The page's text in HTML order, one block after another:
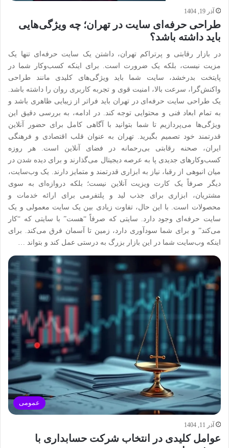
آذر 19, 1404
طراحی حرفه‌ای سایت در تهران؛ چه ویژگی‌هایی
باید داشته باشد؟
در بازار رقابتی و پرتراکم تهران، داشتن یک سایت حرفه‌ای تنها یک
مزیت نیست، بلکه یک ضرورت است. برای اینکه کسب‌وکار شما در
پایتخت بدرخشد، سایت شما باید ویژگی‌های کلیدی مانند طراحی
واکنش‌گرا، سرعت بالا، امنیت قوی و تجربه کاربری روان را داشته باشد.
یک طراحی سایت حرفه‌ای در تهران باید فراتر از زیبایی ظاهری باشد و
به تمام ابعاد فنی و محتوایی توجه کند. در ادامه، به بررسی دقیق این
ویژگی‌ها می‌پردازیم تا شما بتوانید با آگاهی کامل برای حضور آنلاین
قدرتمند خود تصمیم بگیرید. تهران به عنوان قلب اقتصادی و فرهنگی
ایران، صحنه رقابتی بی‌رحمانه در فضای آنلاین است. هر روزه
کسب‌وکارهای جدیدی پا به عرصه دیجیتال می‌گذارند و برای دیده شدن در
میان انبوهی از رقبا، نیاز به ابزاری قدرتمند و متمایز دارند. یک وب‌سایت،
دیگر صرفاً یک کارت ویزیت آنلاین نیست؛ بلکه دروازه‌ای به سوی
مشتریان، ابزاری برای جذب لید و پلتفرمی برای ارائه خدمات و
محصولات است. با این حال، تفاوت زیادی بین یک سایت معمولی و یک
سایت حرفه‌ای وجود دارد. سایتی که صرفاً “هست” با سایتی که “کار
می‌کند” و برای شما سودآوری دارد، زمین تا آسمان فرق می‌کند. برای
اینکه وب‌سایت شما در این بازار بزرگ به درستی عمل کند و بتواند …
عمومی
آذر 11, 1404
عوامل کلیدی در انتخاب شرکت حسابداری با